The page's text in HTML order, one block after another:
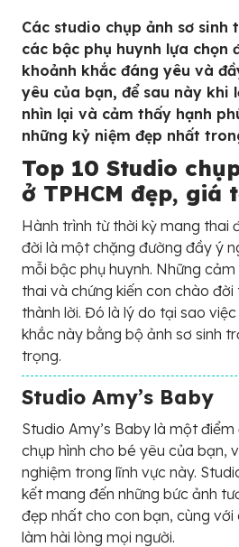
Các studio chụp ảnh sơ sinh
các bậc phụ huynh lựa chọn
khoảnh khắc đáng yêu và
yêu của bạn, để sau này khi
nhìn lại và cảm thấy hạnh
những kỷ niệm đẹp nhất
Top 10 Studio
ở TPHCM đẹp, giá
Hành trình từ thời kỳ mang thai
đời là một chặng đường đầy ý
mỗi bậc phụ huynh. Những
thai và chứng kiến con chào
thành lời. Đó là lý do tại sao
khắc này bằng bộ ảnh sơ sinh
trọng.
Studio Amy’s Baby
Studio Amy’s Baby là một
chụp hình cho bé yêu của bạn,
nghiệm trong lĩnh vực này.
kết mang đến những bức ảnh
đẹp nhất cho con bạn, cùng
làm hài lòng mọi người.